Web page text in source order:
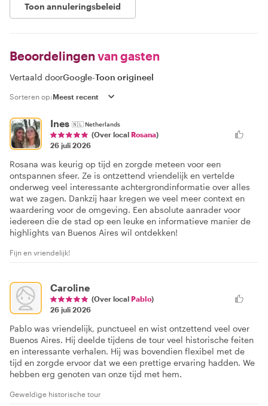
Toon annuleringsbeleid
Beoordelingen van gasten
Vertaald doorGoogle-Toon origineel
Sorteren op:
Ines 🇳🇱Netherlands
(Over local Rosana)
26 juli 2026
Rosana was keurig op tijd en zorgde meteen voor een
ontspannen sfeer. Ze is ontzettend vriendelijk en vertelde
onderweg veel interessante achtergrondinformatie over alles
wat we zagen. Dankzij haar kregen we veel meer context en
waardering voor de omgeving. Een absolute aanrader voor
iedereen die de stad op een leuke en informatieve manier de
highlights van Buenos Aires wil ontdekken!
Fijn en vriendelijk!
Caroline
(Over local Pablo)
26 juli 2026
Pablo was vriendelijk, punctueel en wist ontzettend veel over
Buenos Aires. Hij deelde tijdens de tour veel historische feiten
en interessante verhalen. Hij was bovendien flexibel met de
tijd en zorgde ervoor dat we een prettige ervaring hadden. We
hebben erg genoten van onze tijd met hem.
Geweldige historische tour